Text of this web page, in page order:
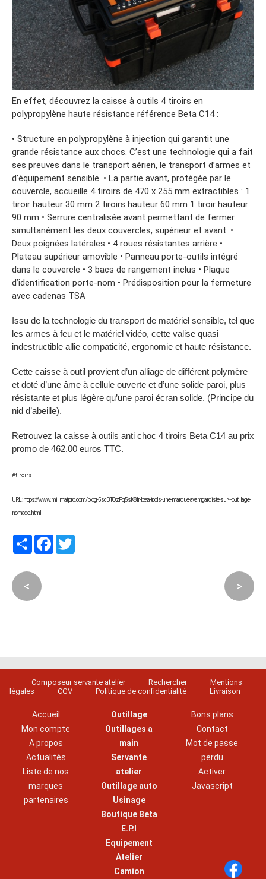
En effet, découvrez la caisse à outils 4 tiroirs en
polypropylène haute résistance référence Beta C14 :
• Structure en polypropylène à injection qui garantit une
grande résistance aux chocs. C’est une technologie qui a fait
ses preuves dans le transport aérien, le transport d’armes et
d’équipement sensible. • La partie avant, protégée par le
couvercle, accueille 4 tiroirs de 470 x 255 mm extractibles : 1
tiroir hauteur 30 mm 2 tiroirs hauteur 60 mm 1 tiroir hauteur
90 mm • Serrure centralisée avant permettant de fermer
simultanément les deux couvercles, supérieur et avant. •
Deux poignées latérales • 4 roues résistantes arrière •
Plateau supérieur amovible • Panneau porte-outils intégré
dans le couvercle • 3 bacs de rangement inclus • Plaque
d’identification porte-nom • Prédisposition pour la fermeture
avec cadenas TSA
Issu de la technologie du transport de matériel sensible, tel que
les armes à feu et le matériel vidéo, cette valise quasi
indestructible allie compaticité, ergonomie et haute résistance.
Cette caisse à outil provient d’un alliage de différent polymère
et doté d’une âme à cellule ouverte et d’une solide paroi, plus
résistante et plus légère qu’une paroi écran solide. (Principe du
nid d’abeille).
Retrouvez la caisse à outils anti choc 4 tiroirs Beta C14 au prix
promo de 462.00 euros TTC.
#tiroirs
URL : https://www.millmatpro.com/blog-5scBTQzFq5sK8fr-beta-tools-une-marque-avantgardiste-sur-l-outillage-
nomade.html
PartagerFacebook
< >
Composeur servante atelier Rechercher
Mentions
légales
CGV Politique de confidentialité Livraison
Accueil
Mon compte
A propos
Actualités
Liste de nos
marques
partenaires
Outillage
Outillages a
main
Servante
atelier
Outillage auto
Usinage
Boutique Beta
E.P.I
Equipement
Atelier
Camion
Bons plans
Contact
Mot de passe
perdu
Activer
Javascript